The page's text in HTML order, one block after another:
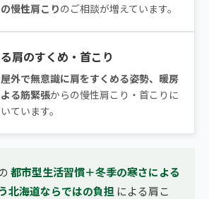
慢性肩こりのご相談が増えています。
肩のすくめ・首こり
外で無意識に肩をすくめる姿勢、暖房
る筋緊張からの慢性肩こり・首こりに
ています。
都市型生活習慣＋冬季の寒さによる
北海道ならではの負担 による肩こ